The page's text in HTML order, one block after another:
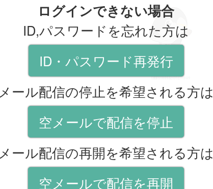
ログインできない場合
ID,パスワードを忘れた方は
ID・パスワード再発行
メール配信の停止を希望される方は
空メールで配信を停止
メール配信の再開を希望される方は
空メールで配信を再開